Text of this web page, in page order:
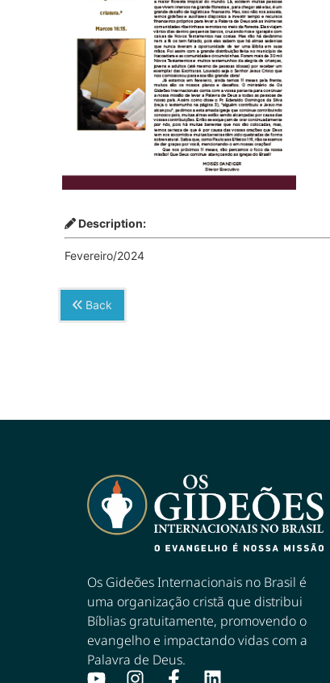
Description:
Fevereiro/2024
Back
Os Gideões Internacionais no Brasil é
uma organização cristã que distribui
Bíblias gratuitamente, promovendo o
evangelho e impactando vidas com a
Palavra de Deus.